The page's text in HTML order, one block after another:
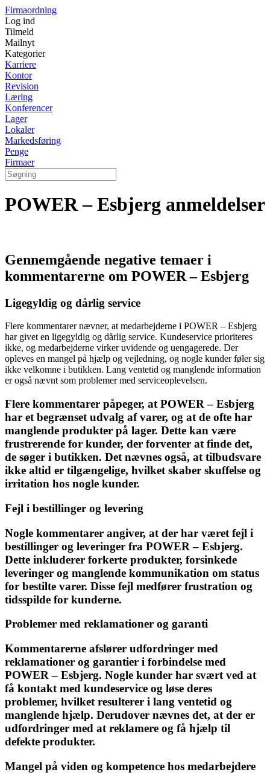
Firmaordning
Log ind
Tilmeld
Mailnyt
Kategorier
Karriere
Kontor
Revision
Læring
Konferencer
Lager
Lokaler
Markedsføring
Penge
Firmaer
POWER – Esbjerg anmeldelser
Gennemgående negative temaer i
kommentarerne om POWER – Esbjerg
Ligegyldig og dårlig service
Flere kommentarer nævner, at medarbejderne i POWER – Esbjerg
har givet en ligegyldig og dårlig service. Kundeservice prioriteres
ikke, og medarbejderne virker uvidende og uengagerede. Der
opleves en mangel på hjælp og vejledning, og nogle kunder føler sig
ikke velkomne i butikken. Lang ventetid og manglende information
er også nævnt som problemer med serviceoplevelsen.
Flere kommentarer påpeger, at POWER – Esbjerg
har et begrænset udvalg af varer, og at de ofte har
manglende produkter på lager. Dette kan være
frustrerende for kunder, der forventer at finde det,
de søger i butikken. Det nævnes også, at tilbudsvare
ikke altid er tilgængelige, hvilket skaber skuffelse og
irritation hos nogle kunder.
Fejl i bestillinger og levering
Nogle kommentarer angiver, at der har været fejl i
bestillinger og leveringer fra POWER – Esbjerg.
Dette inkluderer forkerte produkter, forsinkede
leveringer og manglende kommunikation om status
for bestilte varer. Disse fejl medfører frustration og
tidsspilde for kunderne.
Problemer med reklamationer og garanti
Kommentarerne afslører udfordringer med
reklamationer og garantier i forbindelse med
POWER – Esbjerg. Nogle kunder har svært ved at
få kontakt med kundeservice og løse deres
problemer, hvilket resulterer i lang ventetid og
manglende hjælp. Derudover nævnes det, at der er
udfordringer med at reklamere og få hjælp til
defekte produkter.
Mangel på viden og kompetence hos medarbejdere